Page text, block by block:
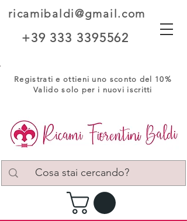
ricamibaldi@gmail.com
+39 333 3395562
Registrati e ottieni uno sconto del 10%
Valido solo per i nuovi iscritti